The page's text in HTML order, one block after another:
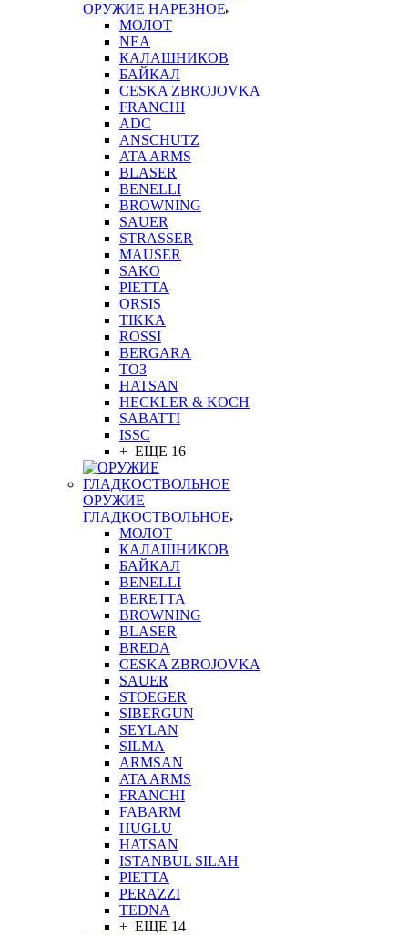
ОРУЖИЕ НАРЕЗНОЕ
МОЛОТ
NEA
КАЛАШНИКОВ
БАЙКАЛ
CESKA ZBROJOVKA
FRANCHI
ADC
ANSCHUTZ
ATA ARMS
BLASER
BENELLI
BROWNING
SAUER
STRASSER
MAUSER
SAKO
PIETTA
ORSIS
TIKKA
ROSSI
BERGARA
ТОЗ
HATSAN
HECKLER & KOCH
SABATTI
ISSC
+ ЕЩЕ 16
ОРУЖИЕ
ГЛАДКОСТВОЛЬНОЕ
МОЛОТ
КАЛАШНИКОВ
БАЙКАЛ
BENELLI
BERETTA
BROWNING
BLASER
BREDA
CESKA ZBROJOVKA
SAUER
STOEGER
SIBERGUN
SEYLAN
SILMA
ARMSAN
ATA ARMS
FRANCHI
FABARM
HUGLU
HATSAN
ISTANBUL SILAH
PIETTA
PERAZZI
TEDNA
+ ЕЩЕ 14